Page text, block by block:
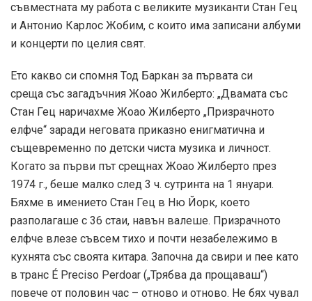
съвместната му работа с великите музиканти Стан Гец
и Антонио Карлос Жобим, с които има записани албуми
и концерти по целия свят.
Ето какво си спомня Тод Баркан за първата си
среща със загадъчния Жоао Жилберто: „Двамата със
Стан Гец наричахме Жоао Жилберто „Призрачното
елфче“ заради неговата приказно енигматична и
същевременно по детски чиста музика и личност.
Когато за първи път срещнах Жоао Жилберто през
1974 г., беше малко след 3 ч. сутринта на 1 януари.
Бяхме в имението Стан Гец в Ню Йорк, което
разполагаше с 36 стаи, навън валеше. Призрачното
елфче влезе съвсем тихо и почти незабележимо в
кухнята със своята китара. Започна да свири и пее като
в транс É Preciso Perdoar („Трябва да прощаваш“)
повече от половин час – отново и отново. Не бях чувал